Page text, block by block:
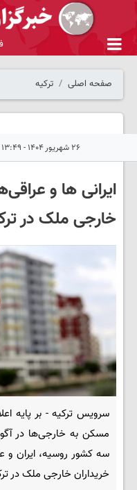
صفحه اصلی ترکیه
۲۶ شهریور ۱۴۰۴ - ۱۳:۴۹
ایرانی ها و
خارجی ملک در
سرویس ترکیه - بر پایه
سه کشور روسیه، ایران و
خریداران خارجی ملک در